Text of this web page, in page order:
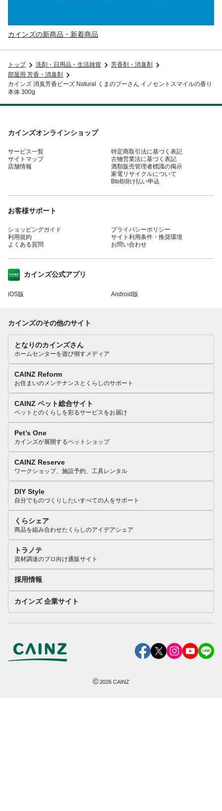
カインズの新商品・新着商品
トップ 洗剤・日用品・生活雑貨
芳香剤・消臭剤
部屋用 芳香・消臭剤
カインズ 消臭芳香ビーズ Natural くまのプーさん イノセントスマイルの香り
本体 300g
カインズオンラインショップ
サービス一覧
サイトマップ
店舗情報
特定商取引法に基づく表記
古物営業法に基づく表記
酒類販売管理者標識の掲示
家電リサイクルについて
BtoB掛け払い申込
お客様サポート
ショッピングガイド
利用規約
よくある質問
プライバシーポリシー
サイト利用条件・推奨環境
お問い合わせ
カインズ公式アプリ
iOS版 Android版
カインズのその他のサイト
となりのカインズさん
ホームセンターを遊び倒すメディア
CAINZ Reform
お住まいのメンテナンスとくらしのサポート
CAINZ ペット総合サイト
ペットとのくらしを彩るサービスをお届け
Pet’s One
カインズが展開するペットショップ
CAINZ Reserve
ワークショップ、施設予約、工具レンタル
DIY Style
自分でものづくりしたいすべての人をサポート
くらシェア
商品を組み合わせたくらしのアイデアシェア
トラノテ
資材調達のプロ向け通販サイト
採用情報
カインズ 企業サイト
©2026 CAINZ